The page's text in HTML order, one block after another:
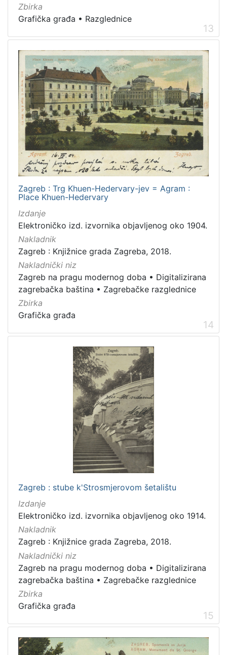
Zbirka
Grafička građa • Razglednice
13
Zagreb : Trg Khuen-Hedervary-jev = Agram :
Place Khuen-Hedervary
Izdanje
Elektroničko izd. izvornika objavljenog oko 1904.
Nakladnik
Zagreb : Knjižnice grada Zagreba, 2018.
Nakladnički niz
Zagreb na pragu modernog doba • Digitalizirana
zagrebačka baština • Zagrebačke razglednice
Zbirka
Grafička građa
14
Zagreb : stube k'Strosmjerovom šetalištu
Izdanje
Elektroničko izd. izvornika objavljenog oko 1914.
Nakladnik
Zagreb : Knjižnice grada Zagreba, 2018.
Nakladnički niz
Zagreb na pragu modernog doba • Digitalizirana
zagrebačka baština • Zagrebačke razglednice
Zbirka
Grafička građa
15